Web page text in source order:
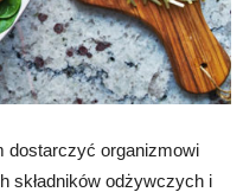
dostarczyć organizmowi
składników odżywczych i